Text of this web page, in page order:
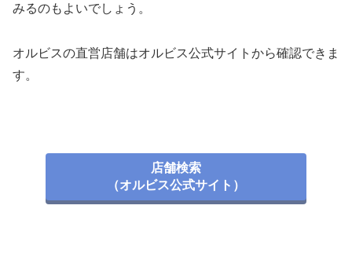
みるのもよいでしょう。
オルビスの直営店舗はオルビス公式サイトから確認できま
す。
店舗検索
（オルビス公式サイト）